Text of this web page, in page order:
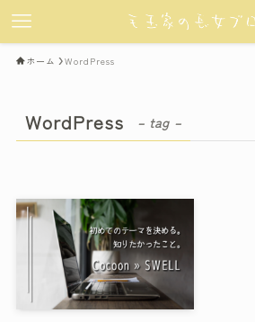
ホーム WordPress
WordPress – tag –